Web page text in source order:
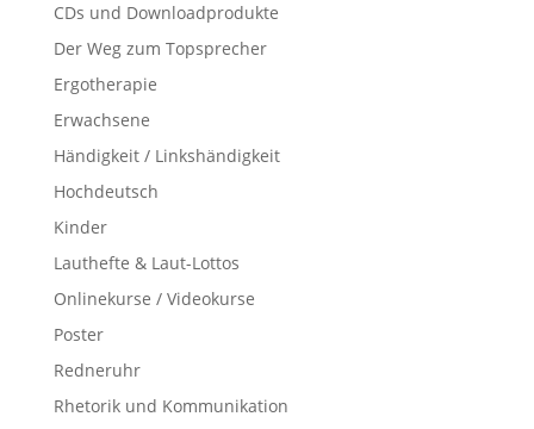
CDs und Downloadprodukte
Der Weg zum Topsprecher
Ergotherapie
Erwachsene
Händigkeit / Linkshändigkeit
Hochdeutsch
Kinder
Lauthefte & Laut-Lottos
Onlinekurse / Videokurse
Poster
Redneruhr
Rhetorik und Kommunikation